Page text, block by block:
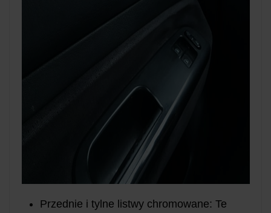
Przednie i tylne listwy chromowane: Te